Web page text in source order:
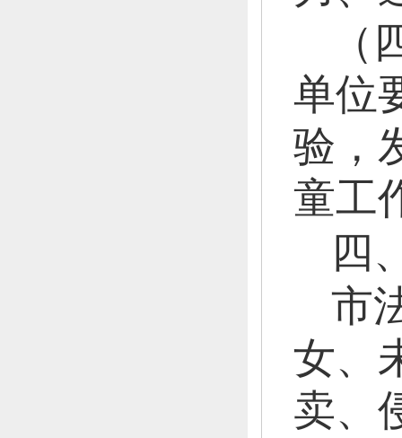
单位
验，
童工
四
市
女、
卖、